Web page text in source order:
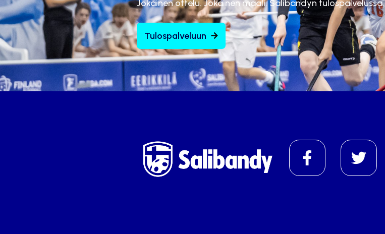
Jokainen ottelu. Jokainen maali. Salibandyn tulospalvelussa.
Tulospalveluun